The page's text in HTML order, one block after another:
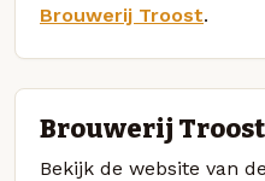
Brouwerij Troost.
Brouwerij
Bekijk de website van